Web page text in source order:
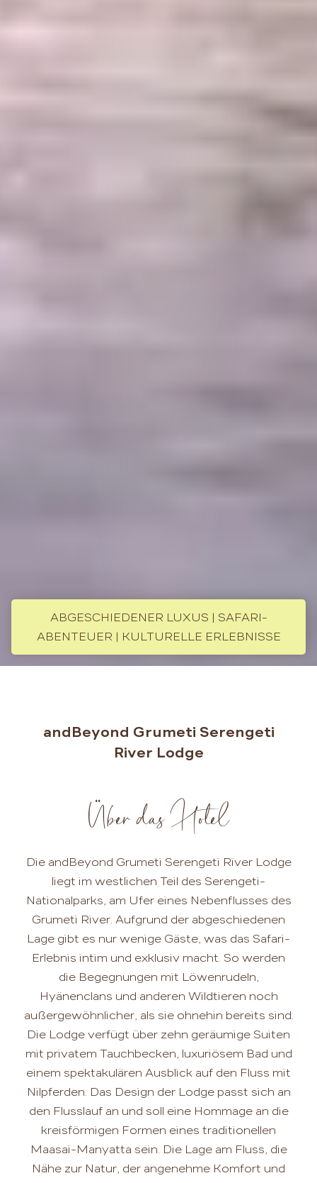
ABGESCHIEDENER LUXUS | SAFARI-
ABENTEUER | KULTURELLE ERLEBNISSE
andBeyond Grumeti Serengeti
River Lodge
Über das Hotel
Die andBeyond Grumeti Serengeti River Lodge
liegt im westlichen Teil des Serengeti-
Nationalparks, am Ufer eines Nebenflusses des
Grumeti River. Aufgrund der abgeschiedenen
Lage gibt es nur wenige Gäste, was das Safari-
Erlebnis intim und exklusiv macht. So werden
die Begegnungen mit Löwenrudeln,
Hyänenclans und anderen Wildtieren noch
außergewöhnlicher, als sie ohnehin bereits sind.
Die Lodge verfügt über zehn geräumige Suiten
mit privatem Tauchbecken, luxuriösem Bad und
einem spektakulären Ausblick auf den Fluss mit
Nilpferden. Das Design der Lodge passt sich an
den Flusslauf an und soll eine Hommage an die
kreisförmigen Formen eines traditionellen
Maasai-Manyatta sein. Die Lage am Fluss, die
Nähe zur Natur, der angenehme Komfort und